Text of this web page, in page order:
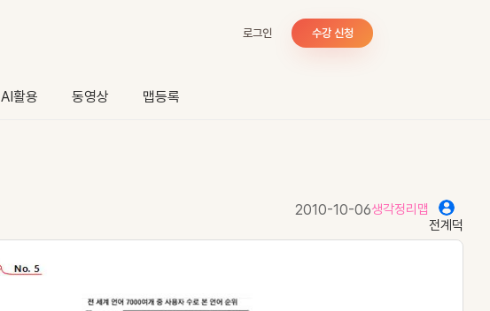
로그인 수강 신청
AI활용 동영상 맵등록
2010-10-06생각정리맵
전계덕